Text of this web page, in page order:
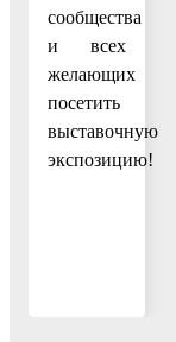
сообщества
и всех
желающих
посетить
выставочную
экспозицию!